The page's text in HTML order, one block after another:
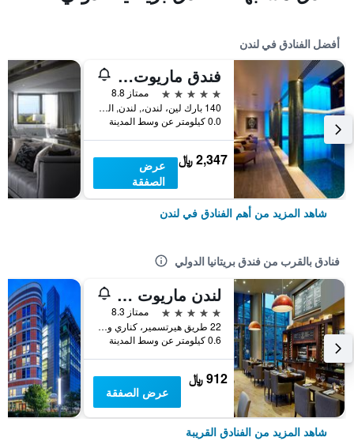
أفضل الفنادق في لندن
فندق ماريوت لندن بارك لاين
5 نجوم
ممتاز 8.8
140 بارك لين، لندن،, لندن, المملكة المتحدة
0.0 كيلومتر عن وسط المدينة
2,347 ﷼
عرض
الصفقة
شاهد المزيد من أهم الفنادق في لندن
فنادق بالقرب من فندق بريتانيا الدولي
لندن ماريوت هوتل كاناري وارف
5 نجوم
ممتاز 8.3
22 طريق هيرتسمير، كناري وارف، لندن المملكة المتحدة, لندن, المملكة المتحدة
0.6 كيلومتر عن وسط المدينة
912 ﷼
عرض الصفقة
شاهد المزيد من الفنادق القريبة